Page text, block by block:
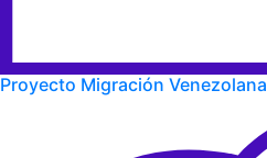
Proyecto Migración Venezolana